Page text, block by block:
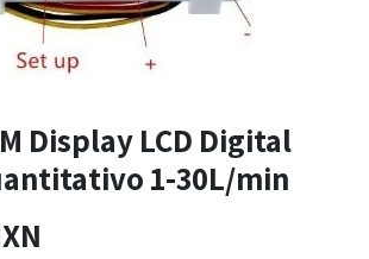
Display LCD Digital
1-30L/min